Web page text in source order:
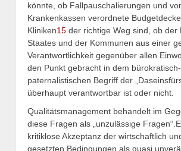
könnte, ob Fallpauschalierungen und
Krankenkassen verordnete
Kliniken15 der richtige Weg sind, ob der
Staates und der Kommunen aus einer
Verantwortlichkeit gegenüber allen
den Punkt gebracht in dem bürokratisch-
paternalistischen Begriff der
überhaupt verantwortbar ist oder nicht.
Qualitätsmanagement behandelt im
diese Fragen als „unzulässige
kritiklose Akzeptanz der wirtschaftlich
gesetzten Bedingungen als quasi